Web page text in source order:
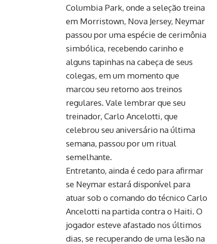
Columbia Park, onde a seleção treina
em Morristown, Nova Jersey, Neymar
passou por uma espécie de cerimônia
simbólica, recebendo carinho e
alguns tapinhas na cabeça de seus
colegas, em um momento que
marcou seu retorno aos treinos
regulares. Vale lembrar que seu
treinador, Carlo Ancelotti, que
celebrou seu aniversário na última
semana, passou por um ritual
semelhante.
Entretanto, ainda é cedo para afirmar
se Neymar estará disponível para
atuar sob o comando do técnico Carlo
Ancelotti na partida contra o Haiti. O
jogador esteve afastado nos últimos
dias, se recuperando de uma lesão na